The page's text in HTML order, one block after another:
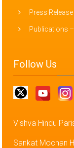
Press Release
Publications
Follow Us
Vishva Hindu
Sankat Mochan